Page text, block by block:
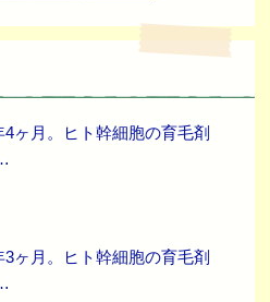
ヶ月。ヒト幹細胞の育毛剤
ヶ月。ヒト幹細胞の育毛剤